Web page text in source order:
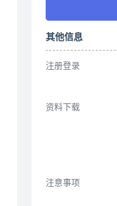
其他信息
注册登录
资料下载
注意事项